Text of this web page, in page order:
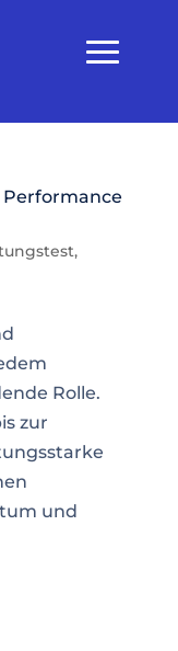
,
Rolle.
zur
und